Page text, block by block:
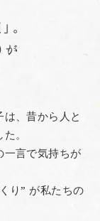
、昔から人と
。
一言で気持ちが
り” が私たちの